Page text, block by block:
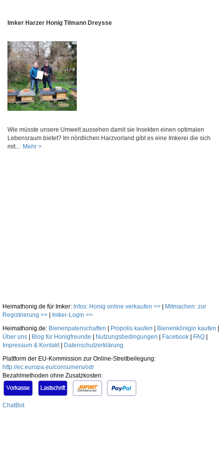
Imker Harzer Honig Tilmann Dreysse
Wie müsste unsere Umwelt aussehen damit sie Insekten einen optimalen
Lebensraum bietet? Im nördlichen Harzvorland gibt es eine Imkerei die sich
mit... Mehr >
Heimathonig.de für Imker: Infos: Honig online verkaufen >>
Mitmachen: zur
Registrierung >>
Imker-Login >>
Heimathonig.de: Bienenpatenschaften Propolis kaufen Bienenkönigin kaufen
Über uns
Blog für Honigfreunde Nutzungsbedingungen Facebook FAQ
Impressum & Kontakt|
Datenschutzerklärung
Plattform der EU-Kommission zur Online-Streitbeilegung:
http://ec.europa.eu/consumers/odr
Bezahlmethoden ohne Zusatzkosten:
ChatBot